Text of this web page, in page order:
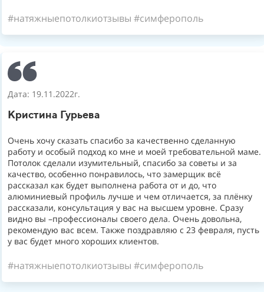
#натяжныепотолкиотзывы #симферополь
Дата: 19.11.2022г.
Кристина Гурьева
Очень хочу сказать спасибо за качественно сделанную
работу и особый подход ко мне и моей требовательной маме.
Потолок сделали изумительный, спасибо за советы и за
качество, особенно понравилось, что замерщик всё
рассказал как будет выполнена работа от и до, что
алюминиевый профиль лучше и чем отличается, за плёнку
рассказали, консультация у вас на высшем уровне. Сразу
видно вы –профессионалы своего дела. Очень довольна,
рекомендую вас всем. Также поздравляю с 23 февраля, пусть
у вас будет много хороших клиентов.
#натяжныепотолкиотзывы #симферополь